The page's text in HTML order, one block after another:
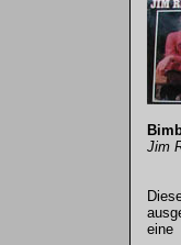
Jim
eine